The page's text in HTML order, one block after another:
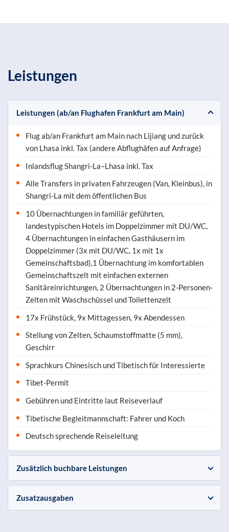
Leistungen
Leistungen (ab/an Flughafen Frankfurt am Main)
Flug ab/an Frankfurt am Main nach Lijiang und zurück
von Lhasa inkl. Tax (andere Abflughäfen auf Anfrage)
Inlandsflug Shangri-La–Lhasa inkl. Tax
Alle Transfers in privaten Fahrzeugen (Van, Kleinbus), in
Shangri-La mit dem öffentlichen Bus
10 Übernachtungen in familiär geführten,
landestypischen Hotels im Doppelzimmer mit DU/WC,
4 Übernachtungen in einfachen Gasthäusern im
Doppelzimmer (3x mit DU/WC, 1x mit 1x
Gemeinschaftsbad),1 Übernachtung im komfortablen
Gemeinschaftszelt mit einfachen externen
Sanitäreinrichtungen, 2 Übernachtungen in 2-Personen-
Zelten mit Waschschüssel und Toilettenzelt
17x Frühstück, 9x Mittagessen, 9x Abendessen
Stellung von Zelten, Schaumstoffmatte (5 mm),
Geschirr
Sprachkurs Chinesisch und Tibetisch für Interessierte
Tibet-Permit
Gebühren und Eintritte laut Reiseverlauf
Tibetische Begleitmannschaft: Fahrer und Koch
Deutsch sprechende Reiseleitung
Zusätzlich buchbare Leistungen
Zusatzausgaben